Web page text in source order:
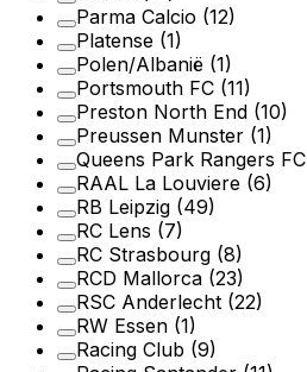
Parma Calcio (12)
Platense (1)
Polen/Albanië (1)
Portsmouth FC (11)
Preston North End (10)
Preussen Munster (1)
Queens Park Rangers FC
RAAL La Louviere (6)
RB Leipzig (49)
RC Lens (7)
RC Strasbourg (8)
RCD Mallorca (23)
RSC Anderlecht (22)
RW Essen (1)
Racing Club (9)